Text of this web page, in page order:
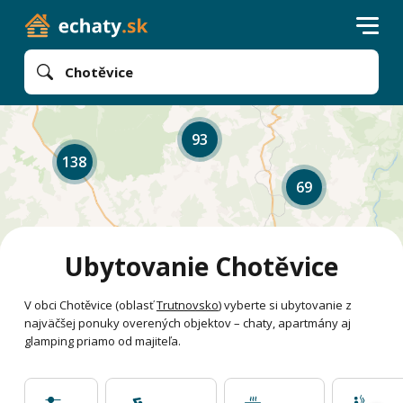
Chotěvice
138
93
69
Ubytovanie Chotěvice
V obci Chotěvice (oblasťTrutnovsko) vyberte si ubytovanie z
najväčšej ponuky overených objektov – chaty, apartmány aj
glamping priamo od majiteľa.